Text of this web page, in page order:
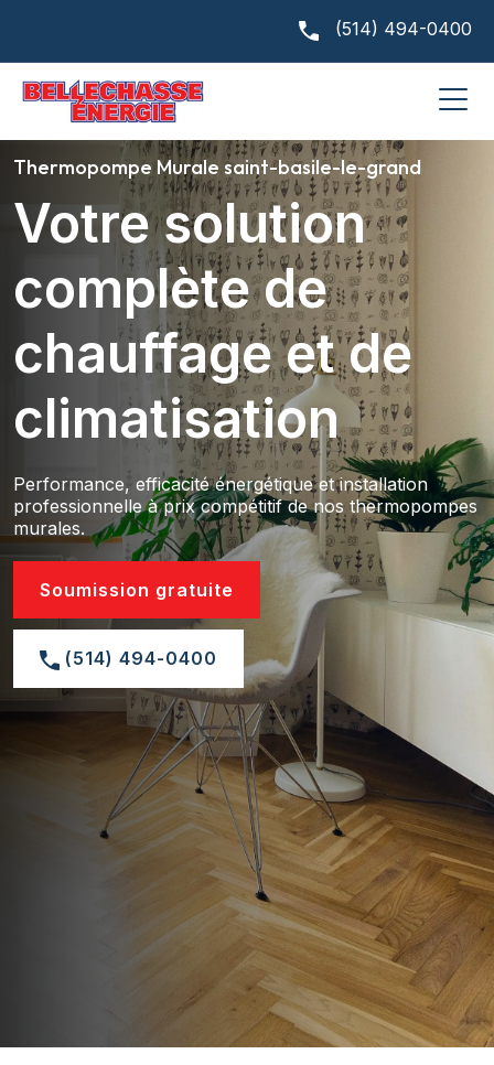
(514) 494-0400
Thermopompe Murale saint-basile-le-grand
Votre solution
complète de
chauffage et de
climatisation
Performance, efficacité énergétique et installation
professionnelle à prix compétitif de nos thermopompes
murales.
Soumission gratuite
(514) 494-0400